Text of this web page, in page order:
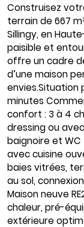
Construisez
terrain de 667
Sillingy, en
paisible et
offre un cadre
d’une maison
envies.Situation
minutes
confort : 3 à 4
dressing ou
baignoire et WC
avec cuisine
baies vitrées,
au sol,
Maison neuve
chaleur, pré-
extérieure